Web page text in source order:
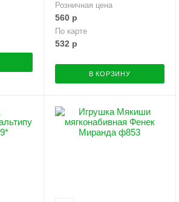
Розничная цена
560р
По карте
532 р
В КОРЗИНУ